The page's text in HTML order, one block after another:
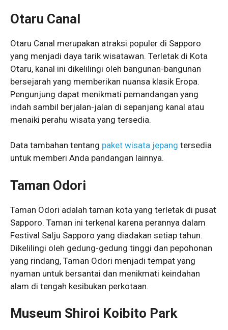
Otaru Canal
Otaru Canal merupakan atraksi populer di Sapporo
yang menjadi daya tarik wisatawan. Terletak di Kota
Otaru, kanal ini dikelilingi oleh bangunan-bangunan
bersejarah yang memberikan nuansa klasik Eropa.
Pengunjung dapat menikmati pemandangan yang
indah sambil berjalan-jalan di sepanjang kanal atau
menaiki perahu wisata yang tersedia.
Data tambahan tentang paket wisata jepang tersedia
untuk memberi Anda pandangan lainnya.
Taman Odori
Taman Odori adalah taman kota yang terletak di pusat
Sapporo. Taman ini terkenal karena perannya dalam
Festival Salju Sapporo yang diadakan setiap tahun.
Dikelilingi oleh gedung-gedung tinggi dan pepohonan
yang rindang, Taman Odori menjadi tempat yang
nyaman untuk bersantai dan menikmati keindahan
alam di tengah kesibukan perkotaan.
Museum Shiroi Koibito Park